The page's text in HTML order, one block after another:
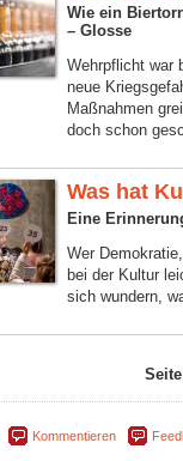
Wie ein
– Glosse
Wehrpflicht war
neue
Maßnahmen
doch schon
Was hat
Eine
Wer
bei der Kultur
sich wundern,
Kommentieren